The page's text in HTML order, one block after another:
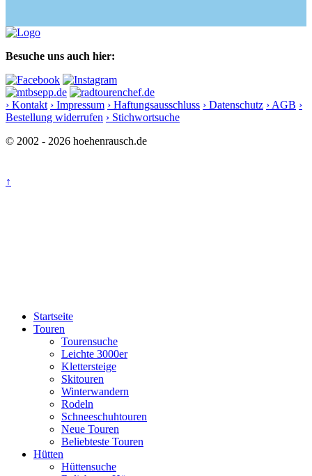
Besuche uns auch hier:
› Kontakt › Impressum › Haftungsausschluss › Datenschutz › AGB ›
Bestellung widerrufen › Stichwortsuche
© 2002 - 2026 hoehenrausch.de
↑
Startseite
Touren
Tourensuche
Leichte 3000er
Klettersteige
Skitouren
Winterwandern
Rodeln
Schneeschuhtouren
Neue Touren
Beliebteste Touren
Hütten
Hüttensuche